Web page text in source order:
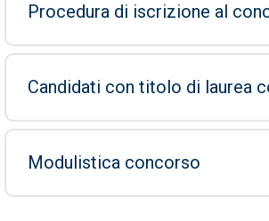
Procedura di iscrizione al
Candidati con titolo di laurea
Modulistica concorso